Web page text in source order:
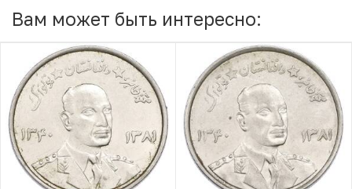
Вам может быть интересно: